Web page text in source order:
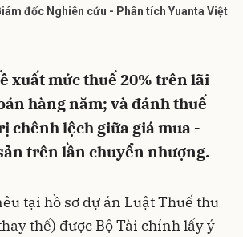
đốc Nghiên cứu - Phân tích Yuanta Việt
xuất mức thuế 20% trên lãi
hàng năm; và đánh thuế
chênh lệch giữa giá mua -
trên lần chuyển nhượng.
tại hồ sơ dự án Luật Thuế thu
thế) được Bộ Tài chính lấy ý